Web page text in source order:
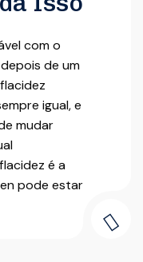
com o
de um
igual, e
mudar
é a
pode estar